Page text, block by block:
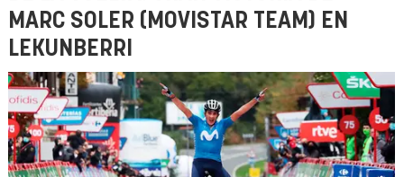
MARC SOLER (MOVISTAR TEAM) EN
LEKUNBERRI